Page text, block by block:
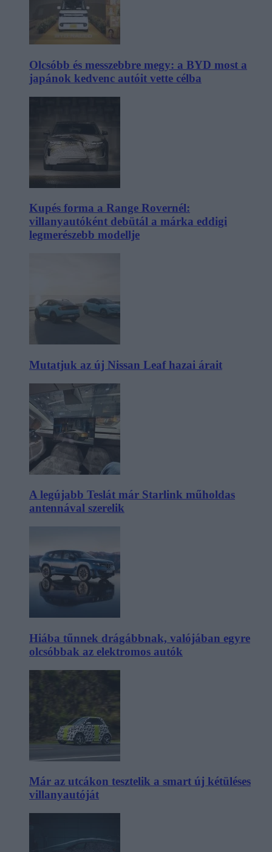
Olcsóbb és messzebbre megy: a BYD most a
japánok kedvenc autóit vette célba
Kupés forma a Range Rovernél:
villanyautóként debütál a márka eddigi
legmerészebb modellje
Mutatjuk az új Nissan Leaf hazai árait
A legújabb Teslát már Starlink műholdas
antennával szerelik
Hiába tűnnek drágábbnak, valójában egyre
olcsóbbak az elektromos autók
Már az utcákon tesztelik a smart új kétüléses
villanyautóját